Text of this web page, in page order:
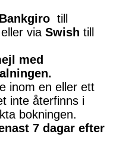
Bankgiro till
eller via Swish till
med
inom en eller ett
inte återfinns i
bokningen.
7 dagar efter